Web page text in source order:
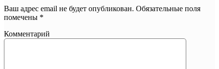
Ваш адрес email не будет опубликован. Обязательные поля
помечены *
Комментарий